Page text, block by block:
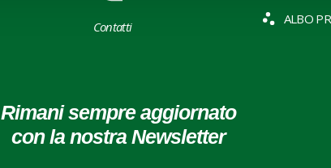
Contatti ALBO
Rimani sempre aggiornato
con la nostra Newsletter